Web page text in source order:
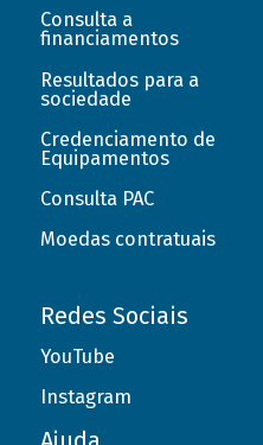
Consulta a
financiamentos
Resultados para a
sociedade
Credenciamento de
Equipamentos
Consulta PAC
Moedas contratuais
Redes Sociais
YouTube
Instagram